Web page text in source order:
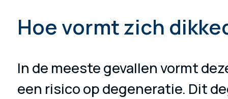
Hoe vormt zich
In de meeste gevallen vormt
een risico op degeneratie. Dit